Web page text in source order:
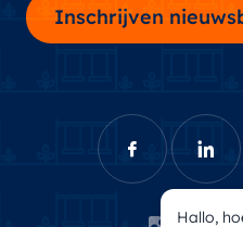
Inschrijven
Hallo,